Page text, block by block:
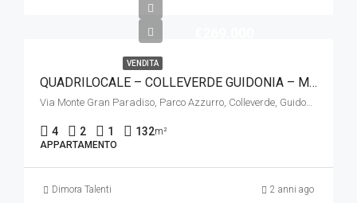
VENDITA
QUADRILOCALE – COLLEVERDE GUIDONIA – MONTECELIO VIA GRAN PARADISO 4
Via Monte Gran Paradiso, Parco Azzurro, Colleverde, Guidonia Montecelio, Roma, Lazio, 00012, Italia
4 2 1 132m²
APPARTAMENTO
Dimora Talenti 2 anni ago